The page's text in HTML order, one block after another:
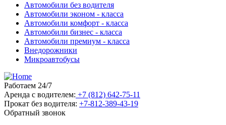
Автомобили без водителя
Автомобили эконом - класса
Автомобили комфорт - класса
Автомобили бизнес - класса
Автомобили премиум - класса
Внедорожники
Микроавтобусы
Работаем 24/7
Аренда с водителем: +7 (812) 642-75-11
Прокат без водителя: +7-812-389-43-19
Обратный звонок